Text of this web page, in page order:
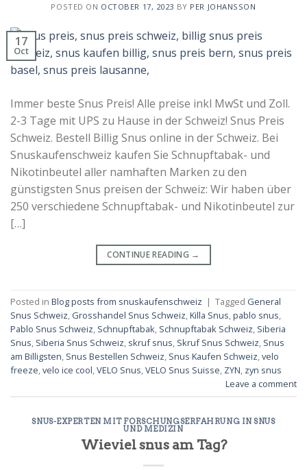
POSTED ON OCTOBER 17, 2023 BY PER JOHANSSON
17
Oct
Immer beste Snus Preis! Alle preise inkl MwSt und Zoll.
2-3 Tage mit UPS zu Hause in der Schweiz! Snus Preis
Schweiz. Bestell Billig Snus online in der Schweiz. Bei
Snuskaufenschweiz kaufen Sie Schnupftabak- und
Nikotinbeutel aller namhaften Marken zu den
günstigsten Snus preisen der Schweiz: Wir haben über
250 verschiedene Schnupftabak- und Nikotinbeutel zur
[…]
CONTINUE READING →
Posted in Blog posts from snuskaufenschweiz | Tagged General
Snus Schweiz, Grosshandel Snus Schweiz,Killa Snus,pablo snus,
Pablo Snus Schweiz, Schnupftabak, Schnupftabak Schweiz, Siberia
Snus, Siberia Snus Schweiz, skruf snus, Skruf Snus Schweiz, Snus
am Billigsten, Snus Bestellen Schweiz, Snus Kaufen Schweiz,velo
freeze,velo ice cool,VELO Snus,VELO Snus Suisse, ZYN, zyn snus
Leave a comment
SNUS-EXPERTEN MIT FORSCHUNGSERFAHRUNG IN SNUS
UND MEDIZIN
Wieviel snus am Tag?